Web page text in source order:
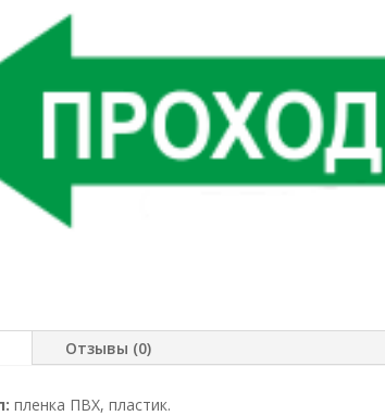
Отзывы (0)
пленка ПВХ, пластик.